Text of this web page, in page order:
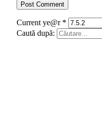
Current ye@r *
Caută după: